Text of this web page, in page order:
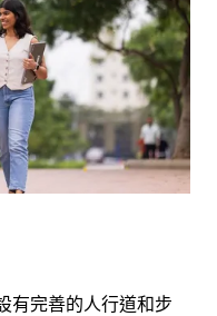
有完善的人行道和步